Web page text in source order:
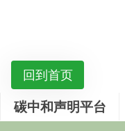
碳中和声明平台
回到首页